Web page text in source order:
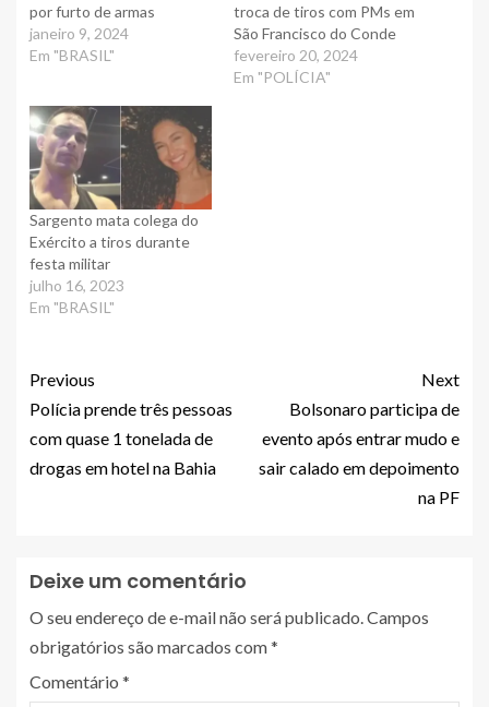
por furto de armas
janeiro 9, 2024
Em "BRASIL"
troca de tiros com PMs em
São Francisco do Conde
fevereiro 20, 2024
Em "POLÍCIA"
Sargento mata colega do
Exército a tiros durante
festa militar
julho 16, 2023
Em "BRASIL"
Previous
Polícia prende três pessoas
com quase 1 tonelada de
drogas em hotel na Bahia
Next
Bolsonaro participa de
evento após entrar mudo e
sair calado em depoimento
na PF
Deixe um comentário
O seu endereço de e-mail não será publicado.Campos
obrigatórios são marcados com*
Comentário *